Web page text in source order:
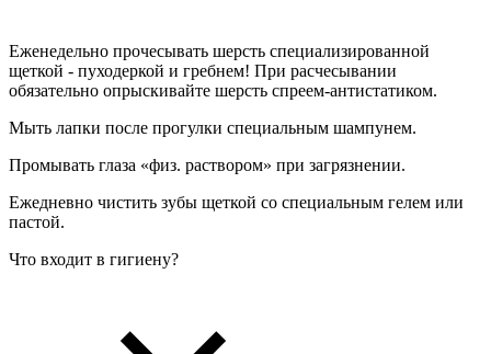
Еженедельно прочесывать шерсть специализированной
щеткой - пуходеркой и гребнем! При расчесывании
обязательно опрыскивайте шерсть спреем-антистатиком.
Мыть лапки после прогулки специальным шампунем.
Промывать глаза «физ. раствором» при загрязнении.
Ежедневно чистить зубы щеткой со специальным гелем или
пастой.
Что входит в гигиену?